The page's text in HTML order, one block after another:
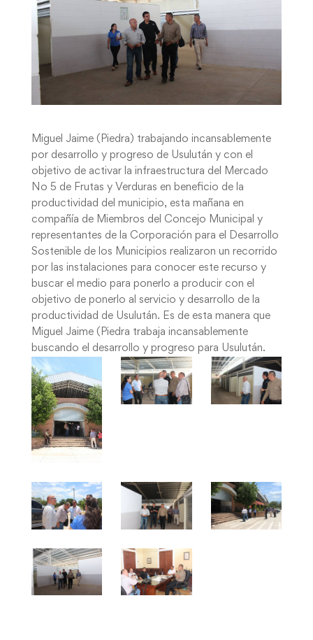
Miguel Jaime (Piedra) trabajando incansablemente
por desarrollo y progreso de Usulután y con el
objetivo de activar la infraestructura del Mercado
No 5 de Frutas y Verduras en beneficio de la
productividad del municipio, esta mañana en
compañía de Miembros del Concejo Municipal y
representantes de la Corporación para el Desarrollo
Sostenible de los Municipios realizaron un recorrido
por las instalaciones para conocer este recurso y
buscar el medio para ponerlo a producir con el
objetivo de ponerlo al servicio y desarrollo de la
productividad de Usulután. Es de esta manera que
Miguel Jaime (Piedra trabaja incansablemente
buscando el desarrollo y progreso para Usulután.